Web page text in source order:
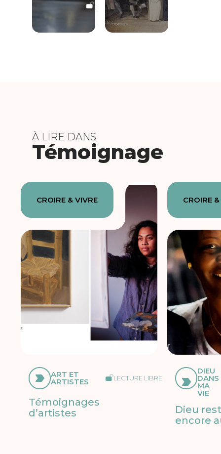
LECTURE
LIBRE
À LIRE DANS
Témoignage
CROIRE & VIVRE
ART ET
ARTISTES LECTURE LIBRE
Témoignages
d’artistes
CROIRE
DIEU
DANS
MA
VIE
Dieu
encore